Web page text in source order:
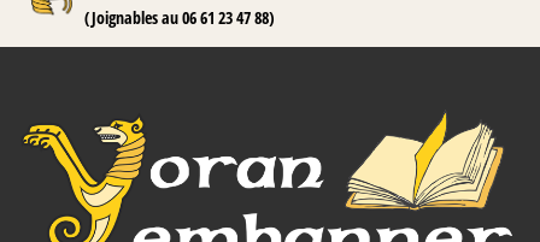
(Joignables au 06 61 23 47 88)